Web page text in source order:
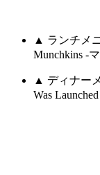
▲ ランチメ
Munchkins -
▲ ディナー
Was